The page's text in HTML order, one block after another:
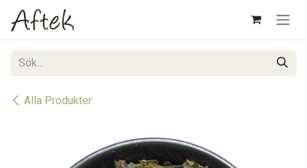
Hoppa till innehåll
Alla Produkter